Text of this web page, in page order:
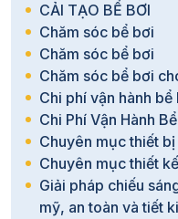
CẢI TẠO BỂ BƠI
Chăm sóc bể bơi
Chăm sóc bể bơi
Chăm sóc bể bơi
Chi phí vận hành bể
Chi Phí Vận Hành
Chuyên mục thiết
Chuyên mục thiết
Giải pháp chiếu
mỹ, an toàn và tiết